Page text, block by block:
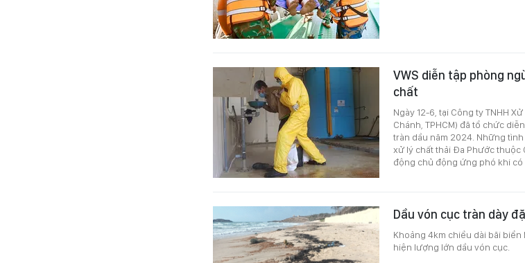
VWS diễn tập phòng
chất
Ngày 12-6, tại Công ty TNHH
Chánh, TPHCM) đã tổ chức
tràn dầu năm 2024. Những
xử lý chất thải Đa Phước thuộc
động chủ động ứng phó khi có
Dầu vón cục tràn dày
Khoảng 4km chiều dài bãi biển
hiện lượng lớn dầu vón cục.